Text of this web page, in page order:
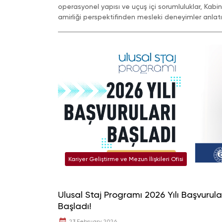
operasyonel yapısı ve uçuş içi sorumluluklar, Kabin
amirliği perspektifinden mesleki deneyimler
Kariyer Geliştirme ve Mezun İlişkileri Ofisi
Ulusal Staj Programı 2026 Yılı
Başladı!